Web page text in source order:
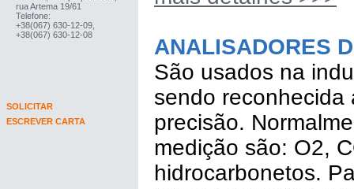
rua Artema 19/61
Telefone:
+38(067) 630-12-09,
+38(067) 630-12-08
SOLICITAR
ESCREVER CARTA
ANALISADORES
São usados na
sendo
precisão.
medição são: O2,
hidrocarbonetos.